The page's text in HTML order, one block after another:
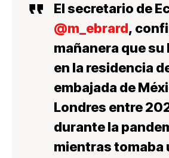
El secretario de
@m_ebrard,
mañanera que su
en la residencia
embajada de
Londres entre
durante la
mientras tomaba